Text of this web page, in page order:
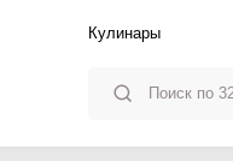
Кулинары